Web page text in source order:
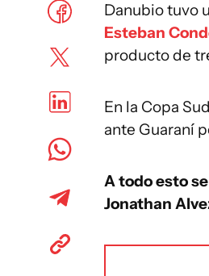
Danubio tuvo
Esteban
producto de
En la Copa
ante Guaraní
A todo esto
Jonathan